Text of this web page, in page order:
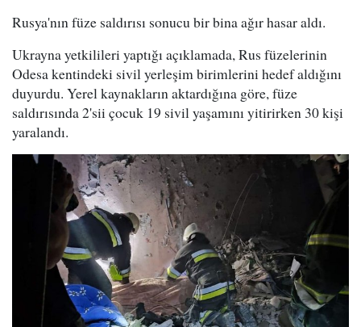
Rusya'nın füze saldırısı sonucu bir bina ağır hasar aldı.
Ukrayna yetkilileri yaptığı açıklamada, Rus füzelerinin
Odesa kentindeki sivil yerleşim birimlerini hedef aldığını
duyurdu. Yerel kaynakların aktardığına göre, füze
saldırısında 2'sii çocuk 19 sivil yaşamını yitirirken 30 kişi
yaralandı.